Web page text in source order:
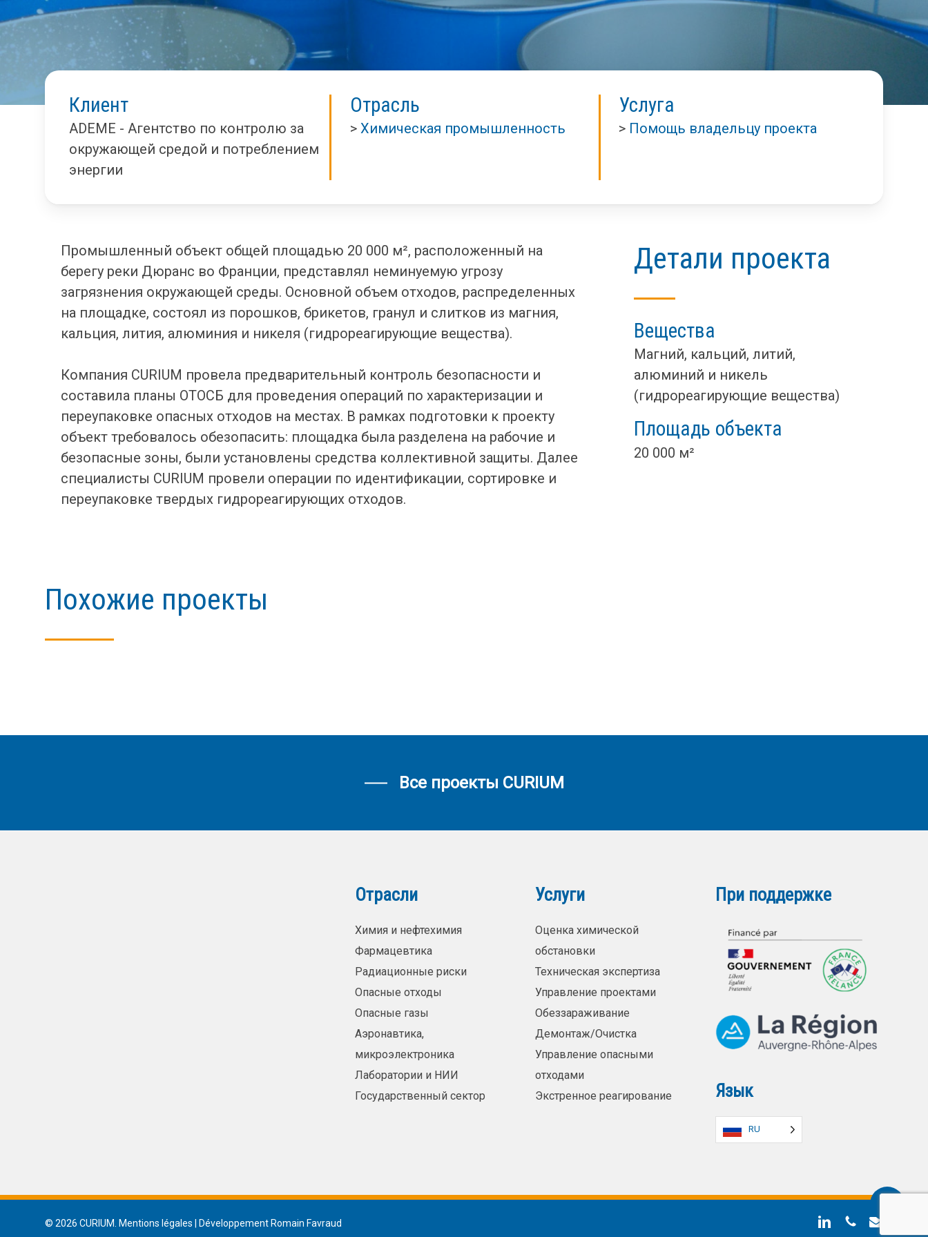
Клиент
ADEME - Агентство по контролю за
окружающей средой и потреблением
энергии
Отрасль
>Химическая промышленность
Услуга
> Помощь владельцу проекта
Промышленный объект общей площадью 20 000 м², расположенный на
берегу реки Дюранс во Франции, представлял неминуемую угрозу
загрязнения окружающей среды. Основной объем отходов, распределенных
на площадке, состоял из порошков, брикетов, гранул и слитков из магния,
кальция, лития, алюминия и никеля (гидрореагирующие вещества).
Компания CURIUM провела предварительный контроль безопасности и
составила планы ОТОСБ для проведения операций по характеризации и
переупаковке опасных отходов на местах. В рамках подготовки к проекту
объект требовалось обезопасить: площадка была разделена на рабочие и
безопасные зоны, были установлены средства коллективной защиты. Далее
специалисты CURIUM провели операции по идентификации, сортировке и
переупаковке твердых гидрореагирующих отходов.
Детали проекта
Вещества
Магний, кальций, литий,
алюминий и никель
(гидрореагирующие вещества)
Площадь объекта
20 000 м²
Похожие проекты
Все проекты CURIUM
Отрасли
Химия и нефтехимия
Фармацевтика
Радиационные риски
Опасные отходы
Опасные газы
Аэронавтика,
микроэлектроника
Лаборатории и НИИ
Государственный сектор
Услуги
Оценка химической
обстановки
Техническая экспертиза
Управление проектами
Обеззараживание
Демонтаж/Очистка
Управление опасными
отходами
Экстренное реагирование
При поддержке
Язык
RU
© 2026 CURIUM. Mentions légales | Développement Romain Favraud linkedinтелефон